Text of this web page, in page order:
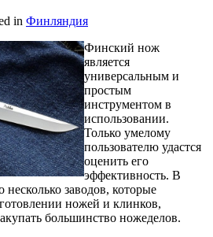
in Финляндия
Финский нож
является
универсальным и
простым
инструментом в
использовании.
Только умелому
пользователю удастся
оценить его
эффективность. В
заводов, которые
ножей и клинков,
большинство ножеделов.